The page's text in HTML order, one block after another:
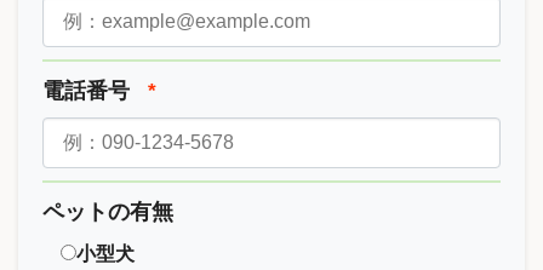
電話番号 *
ペットの有無
小型犬